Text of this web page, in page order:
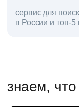
средняя оценка
знаем,